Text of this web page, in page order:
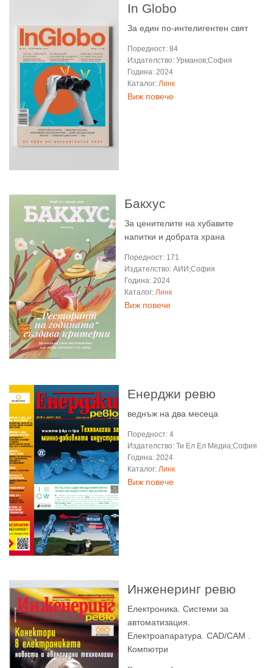
In Globo
За един по-интелигентен свят
Поредност: 84
Издателство: Урманов;София
Година: 2024
Каталог:Линк
Виж повече
Бакхус
За ценителите на хубавите
напитки и добрата храна
Поредност: 171
Издателство: АИИ;София
Година: 2024
Каталог: Линк
Виж повече
Енерджи ревю
веднъж на два месеца
Поредност: 4
Издателство: Ти Ел Ел Медиа;София
Година: 2024
Каталог:Линк
Виж повече
Инженеринг ревю
Електроника. Системи за
автоматизация.
Електроапаратура. CAD/CAM .
Компютри